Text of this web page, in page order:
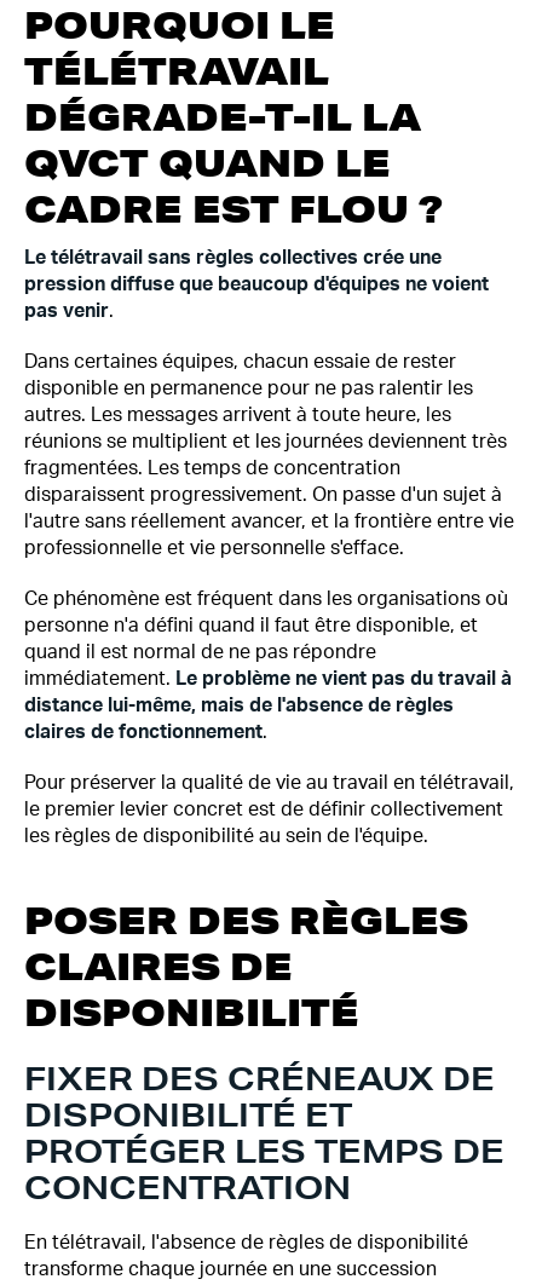
POURQUOI LE
TÉLÉTRAVAIL
DÉGRADE-T-IL LA
QVCT QUAND LE
CADRE EST FLOU ?
Le télétravail sans règles collectives crée une
pression diffuse que beaucoup d'équipes ne voient
pas venir.
Dans certaines équipes, chacun essaie de rester
disponible en permanence pour ne pas ralentir les
autres. Les messages arrivent à toute heure, les
réunions se multiplient et les journées deviennent très
fragmentées. Les temps de concentration
disparaissent progressivement. On passe d'un sujet à
l'autre sans réellement avancer, et la frontière entre vie
professionnelle et vie personnelle s'efface.
Ce phénomène est fréquent dans les organisations où
personne n'a défini quand il faut être disponible, et
quand il est normal de ne pas répondre
immédiatement. Le problème ne vient pas du travail à
distance lui-même, mais de l'absence de règles
claires de fonctionnement.
Pour préserver la qualité de vie au travail en télétravail,
le premier levier concret est de définir collectivement
les règles de disponibilité au sein de l'équipe.
POSER DES RÈGLES
CLAIRES DE
DISPONIBILITÉ
FIXER DES CRÉNEAUX DE
DISPONIBILITÉ ET
PROTÉGER LES TEMPS DE
CONCENTRATION
En télétravail, l'absence de règles de disponibilité
transforme chaque journée en une succession